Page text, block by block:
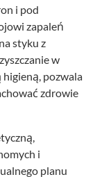
i pod
zapaleń
styku z
w
higieną, pozwala
zdrowie
i
planu